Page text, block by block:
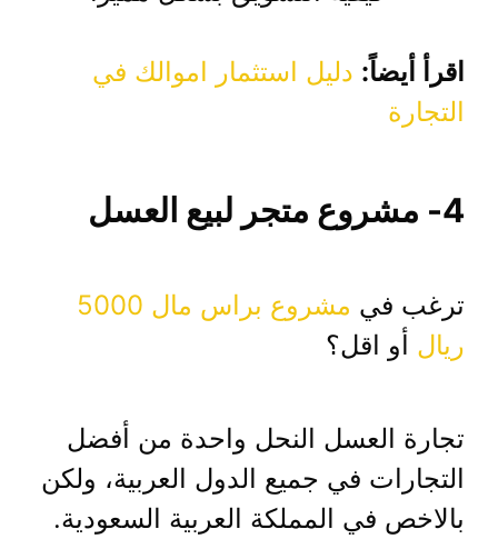
اقرأ أيضاً: دليل استثمار اموالك في
التجارة
4- مشروع متجر لبيع العسل
ترغب في
مشروع براس مال 5000
ريال أو اقل؟
تجارة العسل النحل واحدة من أفضل
التجارات في جميع الدول العربية، ولكن
بالاخص في المملكة العربية السعودية.